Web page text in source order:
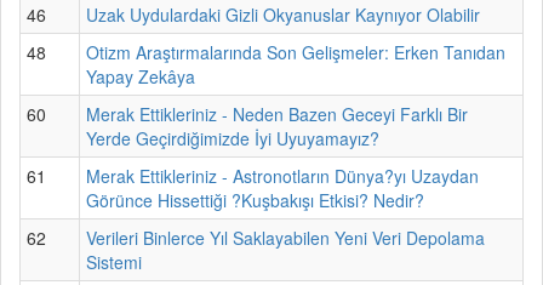
46
Uzak Uydulardaki Gizli Okyanuslar Kaynıyor Olabilir
48
Otizm Araştırmalarında Son Gelişmeler: Erken Tanıdan
Yapay Zekâya
60
Merak Ettikleriniz - Neden Bazen Geceyi Farklı Bir
Yerde Geçirdiğimizde İyi Uyuyamayız?
61
Merak Ettikleriniz - Astronotların Dünya?yı Uzaydan
Görünce Hissettiği ?Kuşbakışı Etkisi? Nedir?
62
Verileri Binlerce Yıl Saklayabilen Yeni Veri Depolama
Sistemi